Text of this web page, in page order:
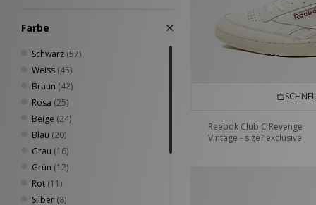
37.5
38(176)
38.5(26)
38 2/3 (81)
39(85)
39 1/3 (93)
39.5 (30)
40(136)
40.5(31)
40 2/3(40)
41(13)
Farbe
Schwarz (57)
Weiss (45)
Braun (42)
Rosa (25)
Beige (24)
Blau (20)
Grau (16)
Grün (12)
Rot (11)
Silber (8)
Reebok Club C Revenge
Vintage - size? exclusive